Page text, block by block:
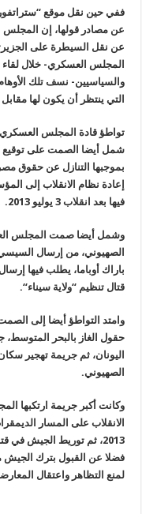
ففي حين نقل موقع “ستراتفور”
عن مصادر قولها، إن المجلس
عن نقل السيطرة على
المجلس العسكري- خلال لقاء
والسياسيين- نسف تلك
التي ينتظر أن يكون لها
تواطؤ قادة المجلس
شمل أيضا الصمت على توقيع
بموجبها التنازل عن حقوق
إعادة نظام الانقلاب إلى
فيها بعد انقلاب 3 يوليو 2013
.
وشمل أيضا صمت المجلس
الصهيوني، من إرسال السيسي
باراك أوباما، يطلب فيها
قتال تنظيم“ولاية سيناء“.
وامتد التواطؤ أيضا إلى
حقول الغاز بالبحر المتوسط،
اليونان، ثم جريمة تهجير
الصهيوني.
وكانت أكبر جريمة ارتكبها
2013، ثم توريط الجيش في
فضلا عن القبول بترك الجيش
لمنع التظاهر واعتقال